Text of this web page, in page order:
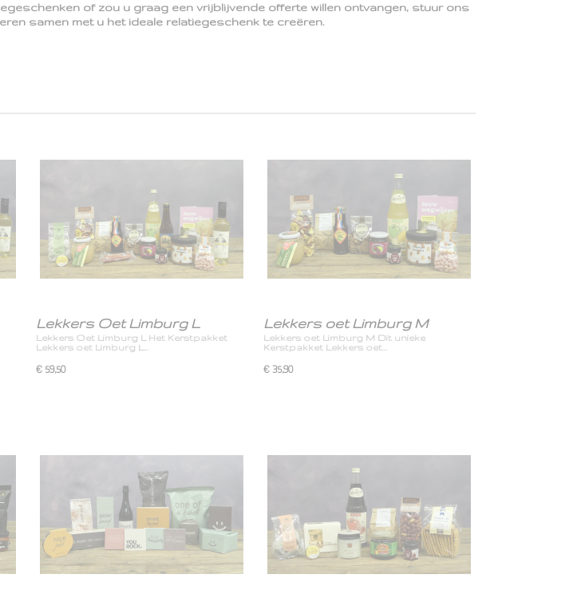
of zou u graag een vrijblijvende offerte willen ontvangen, stuur ons
samen met u het ideale relatiegeschenk te creëren.
Lekkers Oet Limburg L
Lekkers Oet Limburg L Het Kerstpakket
Lekkers oet Limburg L…
€ 59,50
Lekkers oet Limburg M
Lekkers oet Limburg M Dit unieke
Kerstpakket Lekkers oet…
€ 35,90